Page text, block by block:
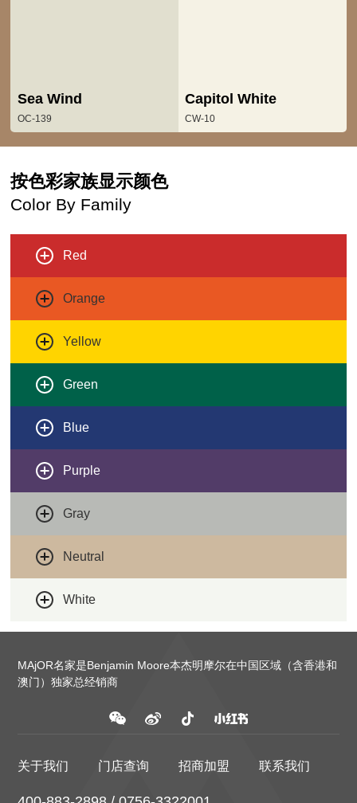
Sea Wind
OC-139
Capitol White
CW-10
按色彩家族显示颜色
Color By Family
Red
Orange
Yellow
Green
Blue
Purple
Gray
Neutral
White
MAjOR名家是Benjamin Moore本杰明摩尔在中国区域（含香港和
澳门）独家总经销商
关于我们 门店查询 招商加盟 联系我们